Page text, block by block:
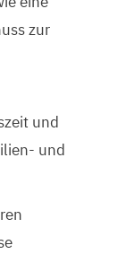
zur
und
und